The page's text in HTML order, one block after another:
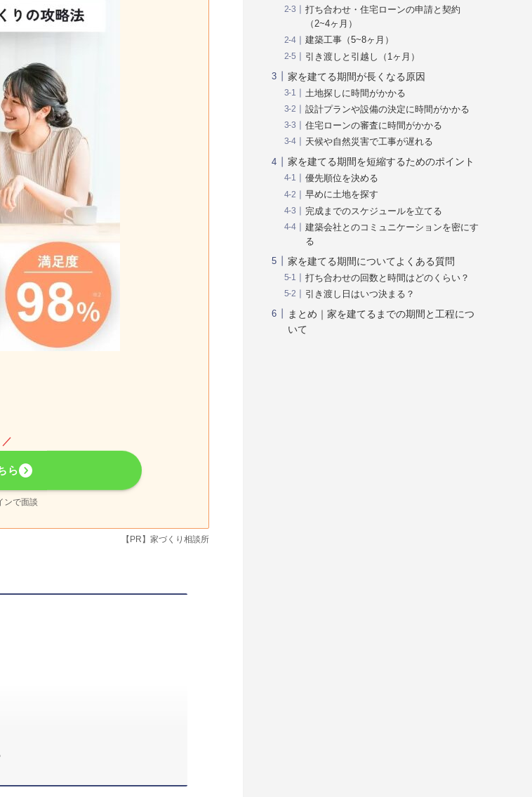
ら
ンで面談
【PR】家づくり相談所
打ち合わせ・住宅ローンの申請と契約
（2~4ヶ月）
建築工事（5~8ヶ月）
引き渡しと引越し（1ヶ月）
家を建てる期間が長くなる原因
土地探しに時間がかかる
設計プランや設備の決定に時間がかかる
住宅ローンの審査に時間がかかる
天候や自然災害で工事が遅れる
家を建てる期間を短縮するためのポイント
優先順位を決める
早めに土地を探す
完成までのスケジュールを立てる
建築会社とのコミュニケーションを密にす
る
家を建てる期間についてよくある質問
打ち合わせの回数と時間はどのくらい？
引き渡し日はいつ決まる？
まとめ｜家を建てるまでの期間と工程につ
いて